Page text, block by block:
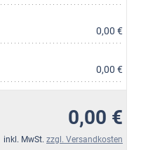
0,00 €
0,00 €
0,00 €
inkl. MwSt. zzgl. Versandkosten